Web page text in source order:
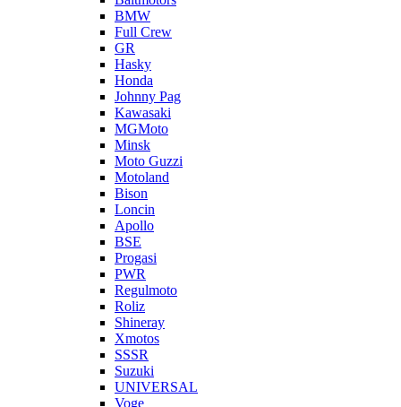
BMW
Full Crew
GR
Hasky
Honda
Johnny Pag
Kawasaki
MGMoto
Minsk
Moto Guzzi
Motoland
Bison
Loncin
Apollo
BSE
Progasi
PWR
Regulmoto
Roliz
Shineray
Xmotos
SSSR
Suzuki
UNIVERSAL
Voge